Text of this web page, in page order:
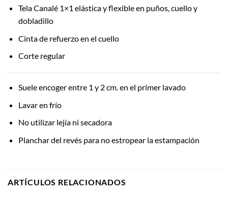
Tela Canalé 1×1 elástica y flexible en puños, cuello y
dobladillo
Cinta de refuerzo en el cuello
Corte regular
Suele encoger entre 1 y 2 cm. en el primer lavado
Lavar en frío
No utilizar lejía ni secadora
Planchar del revés para no estropear la estampación
ARTÍCULOS RELACIONADOS